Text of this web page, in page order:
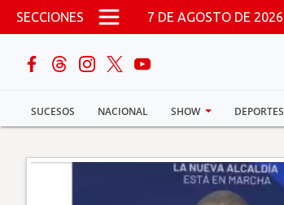
Pasar al contenido principal
SECCIONES 7 DE AGOSTO DE 2026
SUCESOS NACIONAL SHOW DEPORTES
buscar
Sucesos
Nacional